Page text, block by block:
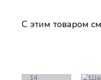
С этим товаром